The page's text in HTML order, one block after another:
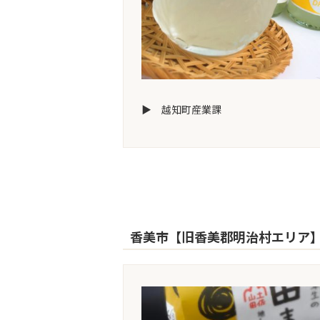
▶ 越知町産業課
香美市【旧香美郡明治村エリア